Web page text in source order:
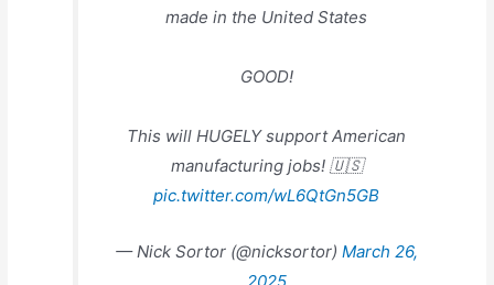
made in the United States
GOOD!
This will HUGELY support American
manufacturing jobs! 🇺🇸
pic.twitter.com/wL6QtGn5GB
— Nick Sortor (@nicksortor) March 26,